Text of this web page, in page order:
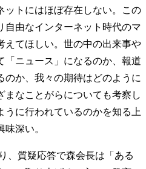
ットにはほぼ存在しない。この
自由なインターネット時代のマ
えてほしい。世の中の出来事や
「ニュース」になるのか、報道
のか、我々の期待はどのように
まなことがらについても考察し
うに行われているのかを知る上
深い。
、質疑応答で森会長は「ある